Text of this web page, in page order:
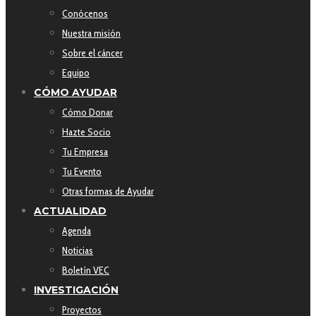
Conócenos
Nuestra misión
Sobre el cáncer
Equipo
CÓMO AYUDAR
Cómo Donar
Hazte Socio
Tu Empresa
Tu Evento
Otras formas de Ayudar
ACTUALIDAD
Agenda
Noticias
Boletín VEC
INVESTIGACIÓN
Proyectos